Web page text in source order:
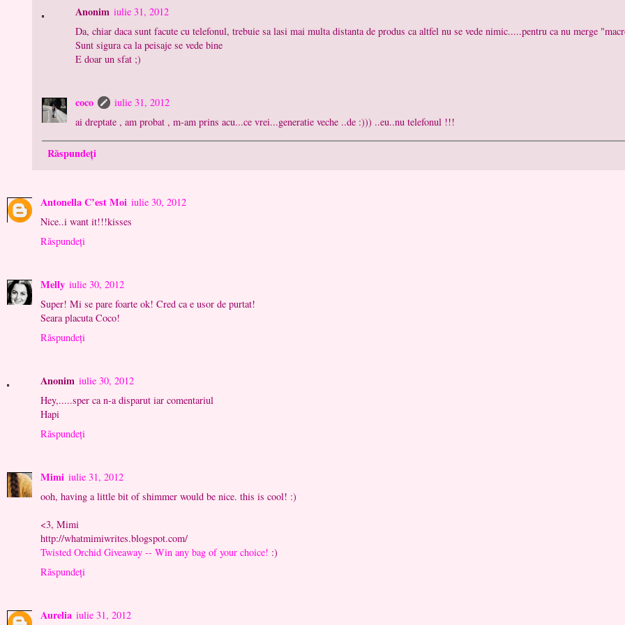
Anonim iulie 31, 2012
Da, chiar daca sunt facute cu telefonul, trebuie sa lasi mai multa distanta de produs ca altfel nu se vede nimic.....pentru ca nu merge
Sunt sigura ca la peisaje se vede bine
E doar un sfat ;)
coco
iulie 31, 2012
ai dreptate , am probat , m-am prins acu...ce vrei...generatie veche ..de :))) ..eu..nu telefonul !!!
Răspundeți
Antonella C’est Moi iulie 30, 2012
Nice..i want it!!!kisses
Răspundeți
Melly iulie 30, 2012
Super! Mi se pare foarte ok! Cred ca e usor de purtat!
Seara placuta Coco!
Răspundeți
Anonim iulie 30, 2012
Hey,.....sper ca n-a disparut iar comentariul
Hapi
Răspundeți
Mimi iulie 31, 2012
ooh, having a little bit of shimmer would be nice. this is cool! :)
<3, Mimi
http://whatmimiwrites.blogspot.com/
Twisted Orchid Giveaway -- Win any bag of your choice! :)
Răspundeți
Aurelia iulie 31, 2012